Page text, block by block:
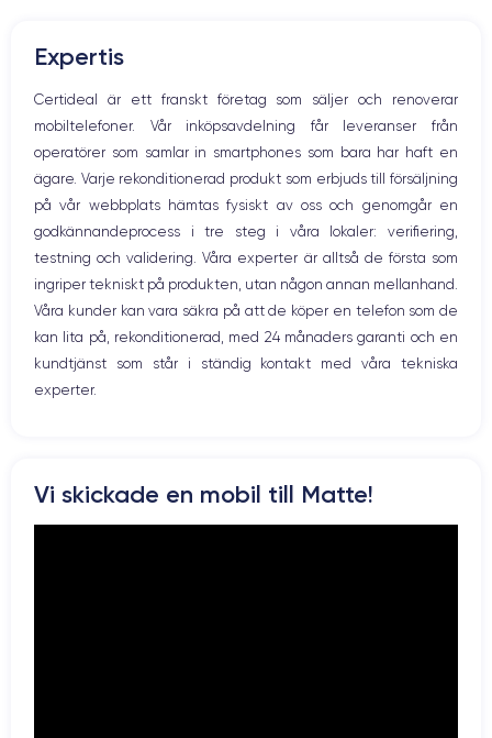
GPU 5 cœurs Sub-6 GHz
Caméra
48 Mpx
Caméra Frontale
12 Mpx
Résolution vidéo
4K - 3840 x 2160 px
Recharge rapide
Oui, 20W
Batterie
3349 mAh
Type de SIM
eSIM
Réseau mobile Débloqué
Högtalare
Hem-knappen
Bluetooth
WiFi
Nätverk
Vibration
Prise USB
Expertis
Certideal är ett franskt företag som säljer och renoverar
mobiltelefoner. Vår inköpsavdelning får leveranser från
operatörer som samlar in smartphones som bara har haft en
ägare. Varje rekonditionerad produkt som erbjuds till försäljning
på vår webbplats hämtas fysiskt av oss och genomgår en
godkännandeprocess i tre steg i våra lokaler: verifiering,
testning och validering. Våra experter är alltså de första som
ingriper tekniskt på produkten, utan någon annan mellanhand.
Våra kunder kan vara säkra på att de köper en telefon som de
kan lita på, rekonditionerad, med 24 månaders garanti och en
kundtjänst som står i ständig kontakt med våra tekniska
experter.
Vi skickade en mobil till Matte!